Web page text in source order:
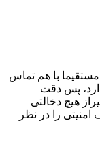
با هم تماس
پس دقت
هیچ دخالتی
را در نظر